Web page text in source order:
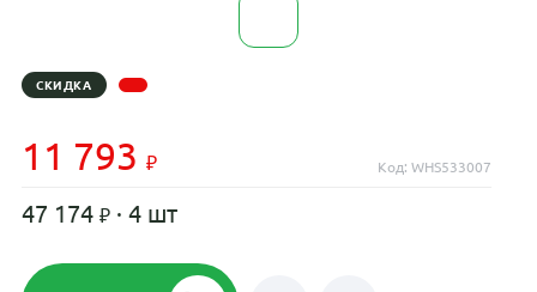
СКИДКА
11 793 Код: WHS533007
47 174 · 4 шт